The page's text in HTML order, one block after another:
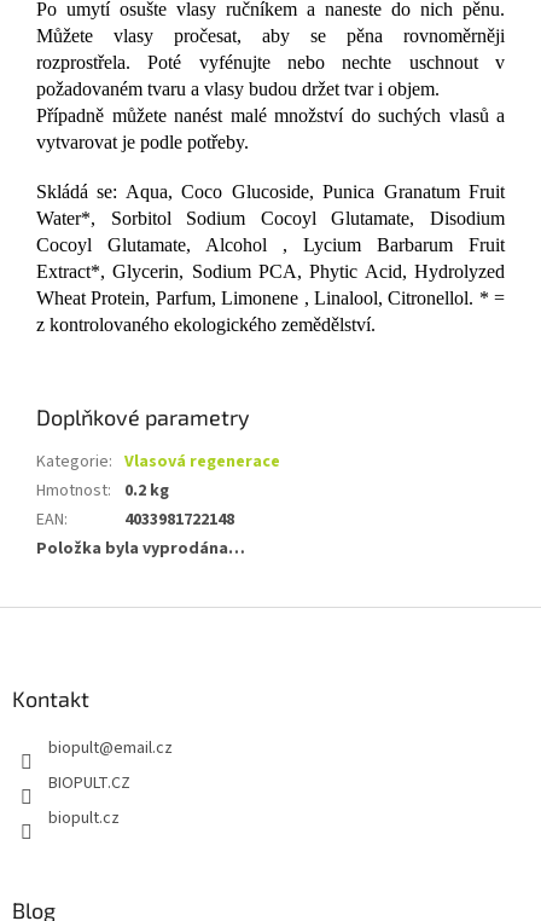
Po umytí osušte vlasy ručníkem a naneste do nich pěnu.
Můžete vlasy pročesat, aby se pěna rovnoměrněji
rozprostřela. Poté vyfénujte nebo nechte uschnout v
požadovaném tvaru a vlasy budou držet tvar i objem.
Případně můžete nanést malé množství do suchých vlasů a
vytvarovat je podle potřeby.
Skládá se: Aqua, Coco Glucoside, Punica Granatum Fruit
Water*, Sorbitol Sodium Cocoyl Glutamate, Disodium
Cocoyl Glutamate, Alcohol , Lycium Barbarum Fruit
Extract*, Glycerin, Sodium PCA, Phytic Acid, Hydrolyzed
Wheat Protein, Parfum, Limonene , Linalool, Citronellol. * =
z kontrolovaného ekologického zemědělství.
Doplňkové parametry
Kategorie: Vlasová regenerace
Hmotnost:
0.2 kg
EAN:
4033981722148
Položka byla vyprodána…
Kontakt
biopult@email.cz
BIOPULT.CZ
biopult.cz
Blog